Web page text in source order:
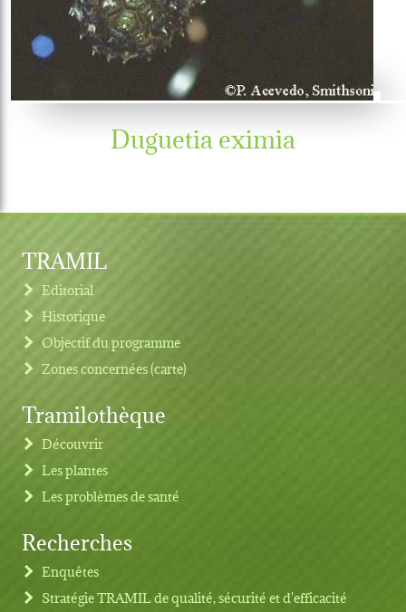
Duguetia eximia
Footer menu
TRAMIL
Editorial
Historique
Objectif du programme
Zones concernées (carte)
Tramilothèque
Découvrir
Les plantes
Les problèmes de santé
Recherches
Enquêtes
Stratégie TRAMIL de qualité, sécurité et d'efficacité